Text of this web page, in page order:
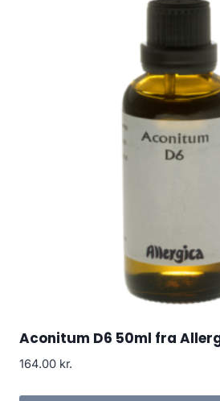
Aconitum D6 50ml fra
164.00 kr.